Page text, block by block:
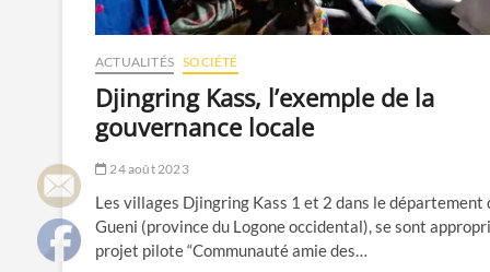
ACTUALITÉS SOCIÉTÉ
Djingring Kass, l’exemple de la
gouvernance locale
24 août 2023
Les villages Djingring Kass 1 et 2 dans le département
Gueni (province du Logone occidental), se sont
projet pilote “Communauté amie des…